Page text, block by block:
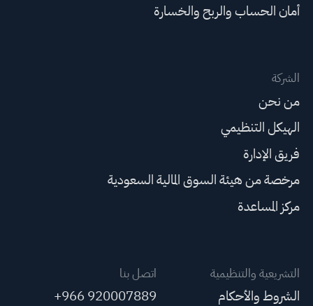
أمان الحساب والربح والخسارة
الشركة
من نحن
الهيكل التنظيمي
فريق الإدارة
مرخصة من هيئة السوق المالية السعودية
مركز المساعدة
التشريعية والتنظيمية
الشروط والأحكام
اتصل بنا
+966 920007889